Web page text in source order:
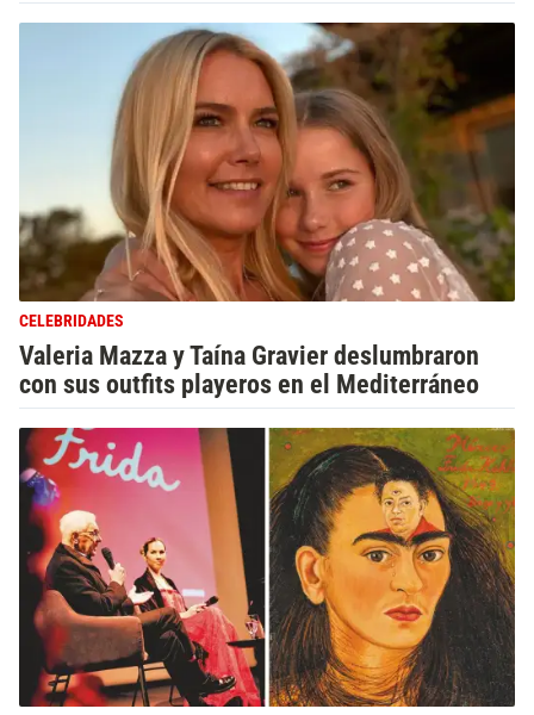
CELEBRIDADES
Valeria Mazza y Taína Gravier deslumbraron
con sus outfits playeros en el Mediterráneo